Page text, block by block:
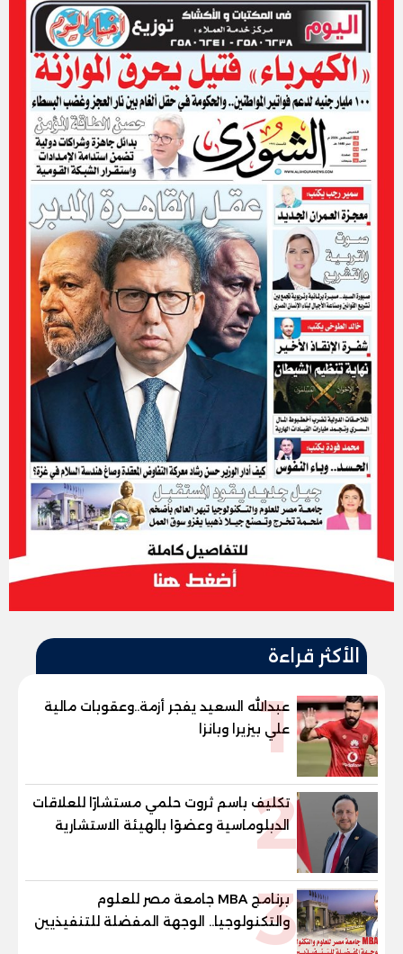
الأكثر قراءة
1
عبدالله السعيد يفجر أزمة..وعقوبات مالية
علي بيزيرا وبانزا
2
تكليف باسم ثروت حلمي مستشارًا للعلاقات
الدبلوماسية وعضوًا بالهيئة الاستشارية
العليا لمنظمة «جاد جمينت يوإن»
3
برنامج MBA جامعة مصر للعلوم
والتكنولوجيا.. الوجهة المفضلة للتنفيذيين
وقيادات المؤسسات لصناعة قادة